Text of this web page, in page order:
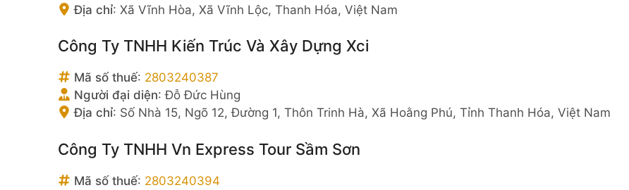
Địa chỉ: Xã Vĩnh Hòa, Xã Vĩnh Lộc, Thanh Hóa, Việt Nam
Công Ty TNHH Kiến Trúc Và Xây Dựng Xci
Mã số thuế: 2803240387
Người đại diện:Đỗ Đức Hùng
Địa chỉ: Số Nhà 15, Ngõ 12, Đường 1, Thôn Trinh Hà, Xã Hoằng Phú, Tỉnh Thanh Hóa, Việt Nam
Công Ty TNHH Vn Express Tour Sầm Sơn
Mã số thuế: 2803240394